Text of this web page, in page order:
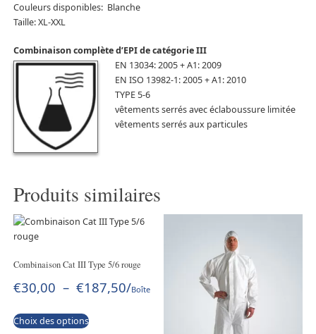
Couleurs disponibles: Blanche
Taille: XL-XXL
Combinaison complète d’EPI de catégorie III
EN 13034: 2005 + A1: 2009
EN ISO 13982-1: 2005 + A1: 2010
TYPE 5-6
vêtements serrés avec éclaboussure limitée
vêtements serrés aux particules
Produits similaires
Combinaison Cat III Type 5/6 rouge
€30,00 – €187,50/Boîte
Choix des options